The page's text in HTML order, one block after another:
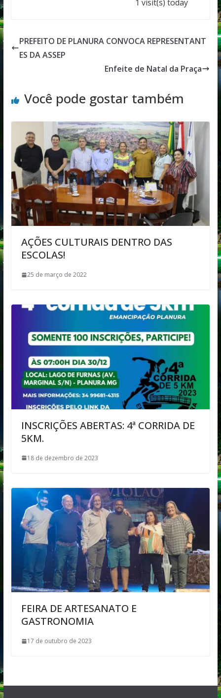
1 visit(s) today
PREFEITO DE PLANURA CONVOCA REPRESENTANT
ES DA ASSEP
Enfeite de Natal da Praça
Você pode gostar também
AÇÕES CULTURAIS DENTRO DAS
ESCOLAS!
25 de março de 2022
INSCRIÇÕES ABERTAS: 4ª CORRIDA DE
5KM.
18 de dezembro de 2023
FEIRA DE ARTESANATO E
GASTRONOMIA
17 de outubro de 2023